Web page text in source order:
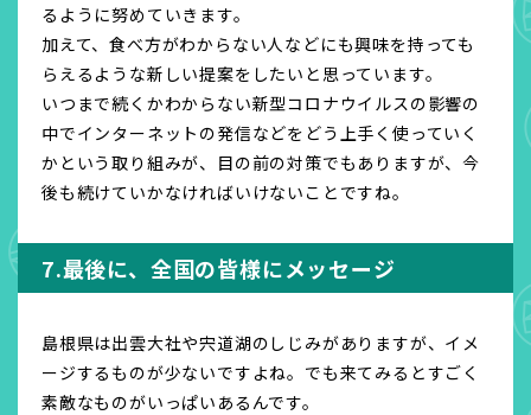
るように努めていきます。
加えて、食べ方がわからない人などにも興味を持っても
らえるような新しい提案をしたいと思っています。
いつまで続くかわからない新型コロナウイルスの影響の
中でインターネットの発信などをどう上手く使っていく
かという取り組みが、目の前の対策でもありますが、今
後も続けていかなければいけないことですね。
7.最後に、全国の皆様にメッセージ
島根県は出雲大社や宍道湖のしじみがありますが、イメ
ージするものが少ないですよね。でも来てみるとすごく
素敵なものがいっぱいあるんです。